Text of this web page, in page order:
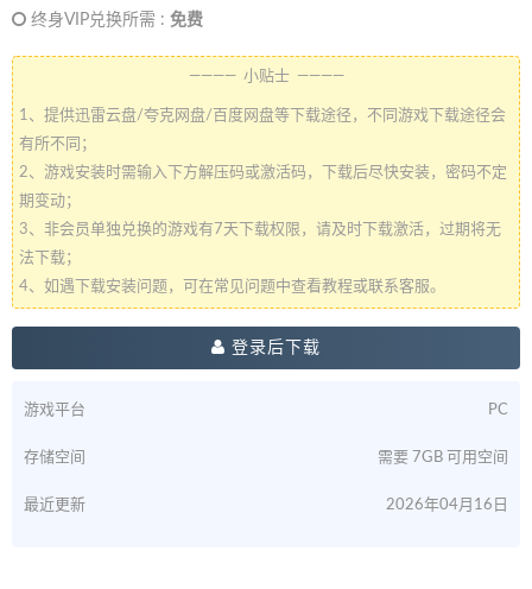
终身VIP兑换所需 : 免费
———— 小贴士 ————
1、提供迅雷云盘/夸克网盘/百度网盘等下载途径，不同游戏下载途径会
有所不同；
2、游戏安装时需输入下方解压码或激活码，下载后尽快安装，密码不定
期变动；
3、非会员单独兑换的游戏有7天下载权限，请及时下载激活，过期将无
法下载；
4、如遇下载安装问题，可在常见问题中查看教程或联系客服。
登录后下载
游戏平台 PC
存储空间 需要 7GB 可用空间
最近更新 2026年04月16日